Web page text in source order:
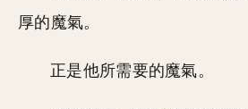
厚的魔氣。
正是他所需要的魔氣。